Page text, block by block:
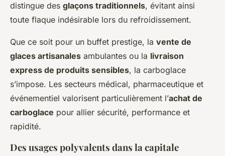
distingue des glaçons traditionnels, évitant ainsi
toute flaque indésirable lors du refroidissement.
Que ce soit pour un buffet prestige, la vente de
glaces artisanales ambulantes ou la livraison
express de produits sensibles, la carboglace
s’impose. Les secteurs médical, pharmaceutique et
événementiel valorisent particulièrement l’achat de
carboglace pour allier sécurité, performance et
rapidité.
Des usages polyvalents dans la capitale